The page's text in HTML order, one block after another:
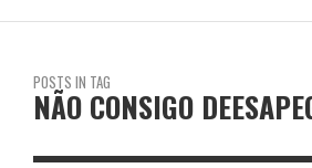
POSTS IN TAG
NÃO CONSIGO